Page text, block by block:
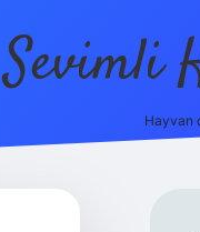
Sevimli
Hayvan